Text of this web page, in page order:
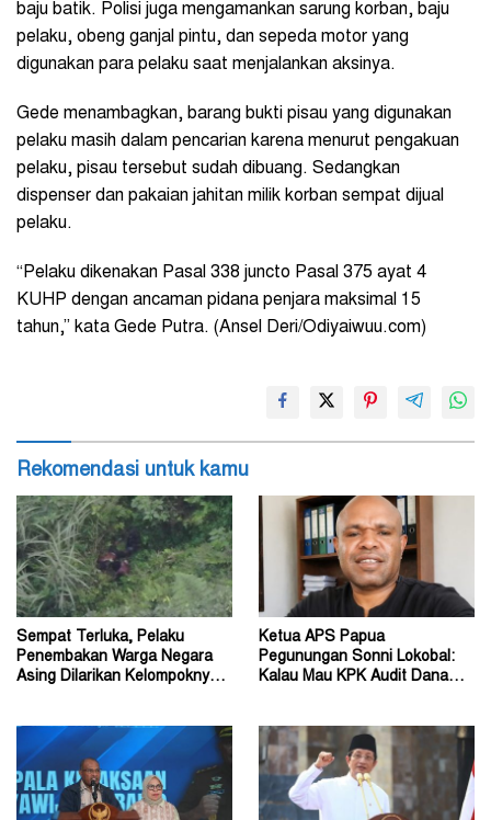
baju batik. Polisi juga mengamankan sarung korban, baju
pelaku, obeng ganjal pintu, dan sepeda motor yang
digunakan para pelaku saat menjalankan aksinya.
Gede menambagkan, barang bukti pisau yang digunakan
pelaku masih dalam pencarian karena menurut pengakuan
pelaku, pisau tersebut sudah dibuang. Sedangkan
dispenser dan pakaian jahitan milik korban sempat dijual
pelaku.
“Pelaku dikenakan Pasal 338 juncto Pasal 375 ayat 4
KUHP dengan ancaman pidana penjara maksimal 15
tahun,” kata Gede Putra. (Ansel Deri/Odiyaiwuu.com)
Rekomendasi untuk kamu
Sempat Terluka, Pelaku
Penembakan Warga Negara
Asing Dilarikan Kelompoknya
Ketua APS Papua
Pegunungan Sonni Lokobal:
Kalau Mau KPK Audit Dana